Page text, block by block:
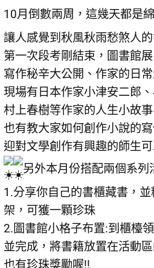
10月倒數兩周，這幾天都是
讓人感覺到秋風秋雨愁煞人
第一次段考剛結束，圖書館
寫作秘辛大公開、作家的日
現場有日本作家小津安二郎
村上春樹等作家的人生小故
也有教大家如何創作小說的
迎對文學創作有興趣的師生
另外本月份搭配兩個系列
1.分享你自己的書櫃藏書，
架，可獲一顆珍珠
2.圖書館小格子布置:到櫃檯
並完成，將書籍放置在活動
也有珍珠獎勵喔!!